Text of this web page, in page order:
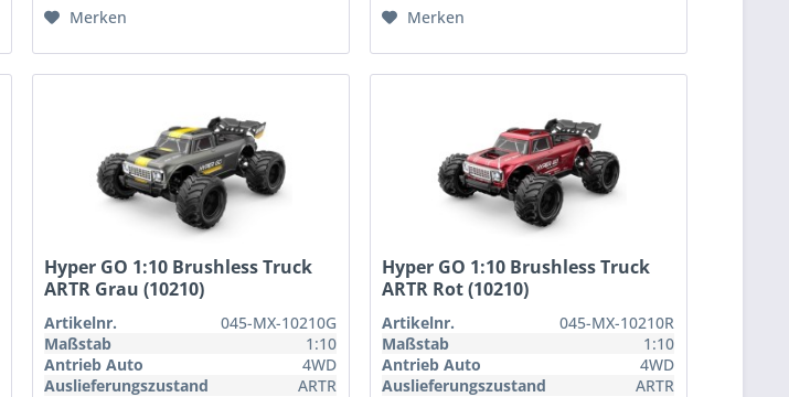
Merken Merken
Hyper GO 1:10 Brushless Truck
ARTR Grau (10210)
Artikelnr.
045-MX-10210G
Maßstab
1:10
Antrieb Auto
4WD
Auslieferungszustand
ARTR
Hyper GO 1:10 Brushless Truck
ARTR Rot (10210)
Artikelnr.
045-MX-10210R
Maßstab
1:10
Antrieb Auto
4WD
Auslieferungszustand
ARTR